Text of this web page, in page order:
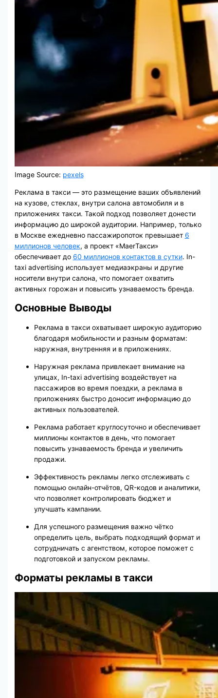
Image Source: pexels
Реклама в такси — это размещение ваших объявлений
на кузове, стеклах, внутри салона автомобиля и в
приложениях такси. Такой подход позволяет донести
информацию до широкой аудитории. Например, только
в Москве ежедневно пассажиропоток превышает 6
миллионов человек, а проект «MaerТакси»
обеспечивает до 60 миллионов контактов в сутки. In-
taxi advertising использует медиаэкраны и другие
носители внутри салона, что помогает охватить
активных горожан и повысить узнаваемость бренда.
Основные Выводы
Реклама в такси охватывает широкую аудиторию
благодаря мобильности и разным форматам:
наружная, внутренняя и в приложениях.
Наружная реклама привлекает внимание на
улицах, In-taxi advertising воздействует на
пассажиров во время поездки, а реклама в
приложениях быстро доносит информацию до
активных пользователей.
Реклама работает круглосуточно и обеспечивает
миллионы контактов в день, что помогает
повысить узнаваемость бренда и увеличить
продажи.
Эффективность рекламы легко отслеживать с
помощью онлайн-отчётов, QR-кодов и аналитики,
что позволяет контролировать бюджет и
улучшать кампании.
Для успешного размещения важно чётко
определить цель, выбрать подходящий формат и
сотрудничать с агентством, которое поможет с
подготовкой и запуском рекламы.
Форматы рекламы в такси